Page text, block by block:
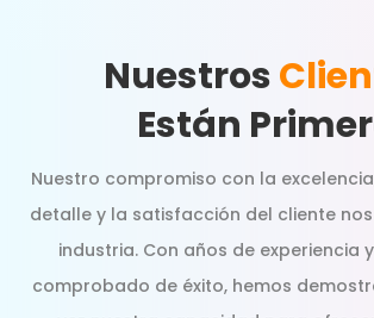
Nuestros
Están
Nuestro compromiso con la
detalle y la satisfacción del cliente
industria. Con años de experiencia
comprobado de éxito, hemos